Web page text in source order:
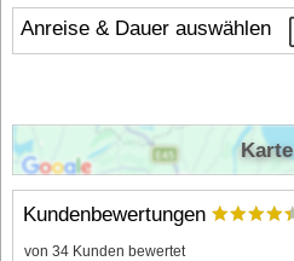
Anreise & Dauer auswählen
Kundenbewertungen
von 34 Kunden bewertet
Karte